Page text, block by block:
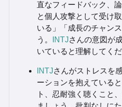
直なフィードバック、
と個人攻撃として受け
いる」「成長のチャン
う。
INTJさんの意図が
いていると理解してくだ
INTJさんがストレスを
ーションを抱えている
ト、忍耐強く聴くこと